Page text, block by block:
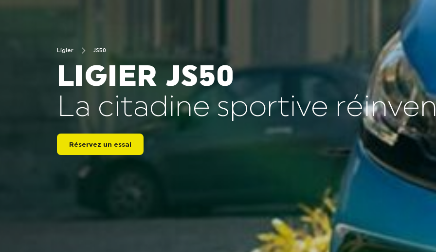
Ligier JS50
LIGIER JS50
La citadine sportive
Réservez un essai